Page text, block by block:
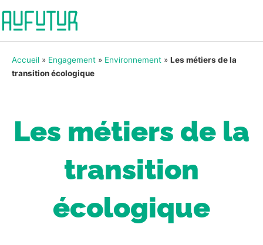
Accueil » Engagement » Environnement » Les métiers de la
transition écologique
Les métiers de la
transition
écologique